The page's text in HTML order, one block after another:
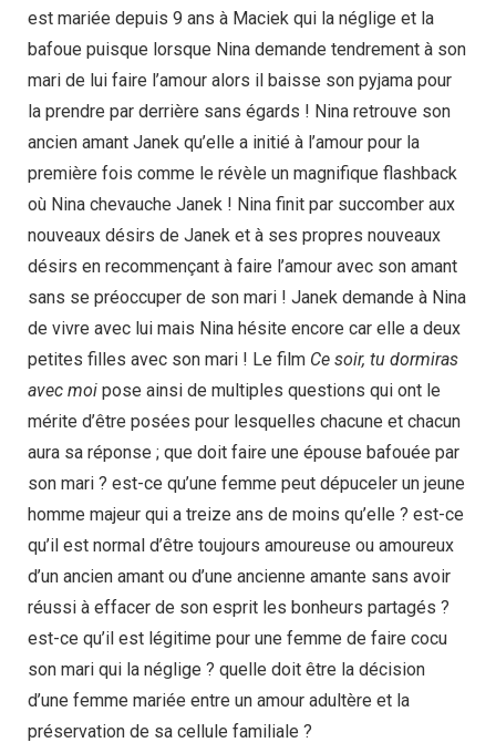
est mariée depuis 9 ans à Maciek qui la néglige et la
bafoue puisque lorsque Nina demande tendrement à son
mari de lui faire l’amour alors il baisse son pyjama pour
la prendre par derrière sans égards ! Nina retrouve son
ancien amant Janek qu’elle a initié à l’amour pour la
première fois comme le révèle un magnifique flashback
où Nina chevauche Janek ! Nina finit par succomber aux
nouveaux désirs de Janek et à ses propres nouveaux
désirs en recommençant à faire l’amour avec son amant
sans se préoccuper de son mari ! Janek demande à Nina
de vivre avec lui mais Nina hésite encore car elle a deux
petites filles avec son mari ! Le film Ce soir, tu dormiras
avec moi pose ainsi de multiples questions qui ont le
mérite d’être posées pour lesquelles chacune et chacun
aura sa réponse ; que doit faire une épouse bafouée par
son mari ? est-ce qu’une femme peut dépuceler un jeune
homme majeur qui a treize ans de moins qu’elle ? est-ce
qu’il est normal d’être toujours amoureuse ou amoureux
d’un ancien amant ou d’une ancienne amante sans avoir
réussi à effacer de son esprit les bonheurs partagés ?
est-ce qu’il est légitime pour une femme de faire cocu
son mari qui la néglige ? quelle doit être la décision
d’une femme mariée entre un amour adultère et la
préservation de sa cellule familiale ?